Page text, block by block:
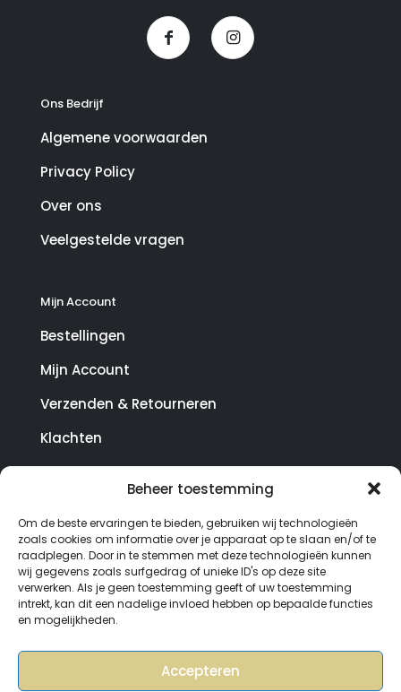
Beheer toestemming
Om de beste ervaringen te bieden, gebruiken wij technologieën
zoals cookies om informatie over je apparaat op te slaan en/of te
raadplegen. Door in te stemmen met deze technologieën kunnen
wij gegevens zoals surfgedrag of unieke ID's op deze site
verwerken. Als je geen toestemming geeft of uw toestemming
intrekt, kan dit een nadelige invloed hebben op bepaalde functies
en mogelijkheden.
Accepteren
Ons Bedrijf
Algemene voorwaarden
Privacy Policy
Over ons
Veelgestelde vragen
Mijn Account
Bestellingen
Mijn Account
Verzenden & Retourneren
Klachten
© Copyright SterrenHosting 2021-2026 - In opdracht
van Lynaly.nl